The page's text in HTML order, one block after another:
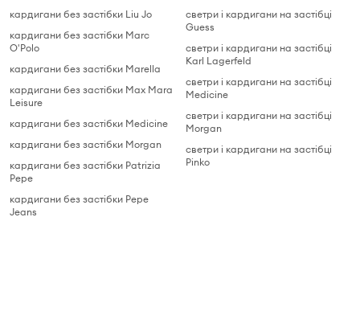
кардигани без застібки Liu Jo
кардигани без застібки Marc
O'Polo
кардигани без застібки Marella
кардигани без застібки Max Mara
Leisure
кардигани без застібки Medicine
кардигани без застібки Morgan
кардигани без застібки Patrizia
Pepe
кардигани без застібки Pepe
Jeans
светри і кардигани на застібці
Guess
светри і кардигани на застібці
Karl Lagerfeld
светри і кардигани на застібці
Medicine
светри і кардигани на застібці
Morgan
светри і кардигани на застібці
Pinko